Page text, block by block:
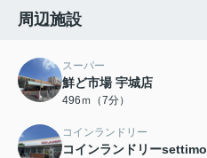
周辺施設
スーパー
鮮ど市場 宇城店
496ｍ（7分）
コインランドリー
コインランドリーsettimo